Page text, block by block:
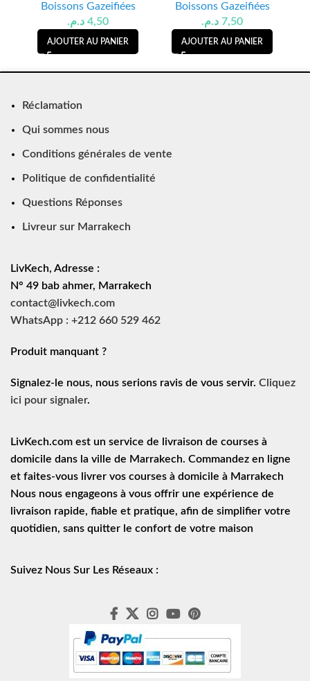
Boissons Gazeifiées
4,50 د.م.
AJOUTER AU PANIER
Boissons Gazeifiées
7,50 د.م.
AJOUTER AU PANIER
Réclamation
Qui sommes nous
Conditions générales de vente
Politique de confidentialité
Questions Réponses
Livreur sur Marrakech
LivKech, Adresse :
N° 49 bab ahmer, Marrakech
contact@livkech.com
WhatsApp : +212 660 529 462
Produit manquant ?
Signalez-le nous, nous serions ravis de vous servir. Cliquez
ici pour signaler.
LivKech.com est un service de
livraison de courses à
domicile dans la ville de Marrakech. Commandez en ligne
et faites-vous livrer vos courses à domicile à Marrakech
Nous nous engageons à vous offrir une expérience de
livraison rapide, fiable et pratique, afin de simplifier votre
quotidien, sans quitter le confort de votre maison
Suivez Nous Sur Les Réseaux :